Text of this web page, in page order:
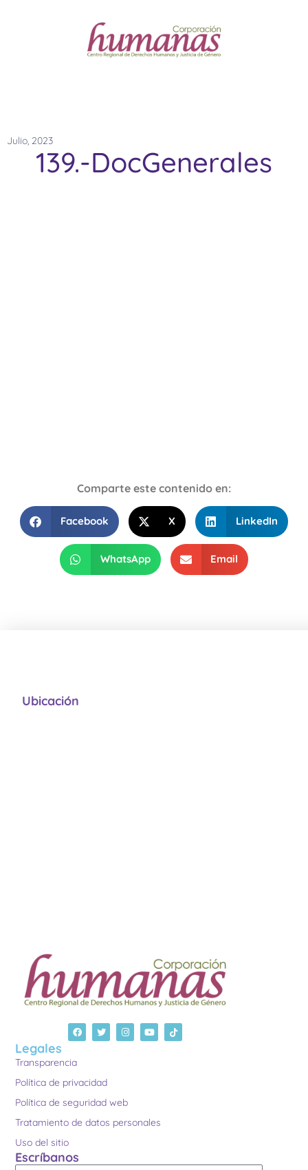
Julio, 2023
139.-DocGenerales
Comparte este contenido en:
Facebook X LinkedIn
WhatsApp Email
Legales
Transparencia
Política de privacidad
Política de seguridad web
Tratamiento de datos personales
Uso del sitio
Escríbanos
Ubicación